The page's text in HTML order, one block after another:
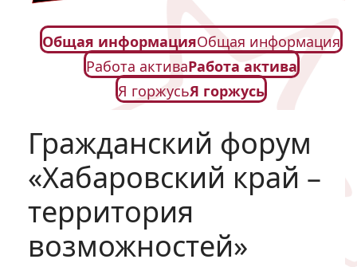
Общая информацияОбщая информация
Работа активаРабота актива
Я горжусьЯ горжусь
Гражданский форум
«Хабаровский край –
территория
возможностей»